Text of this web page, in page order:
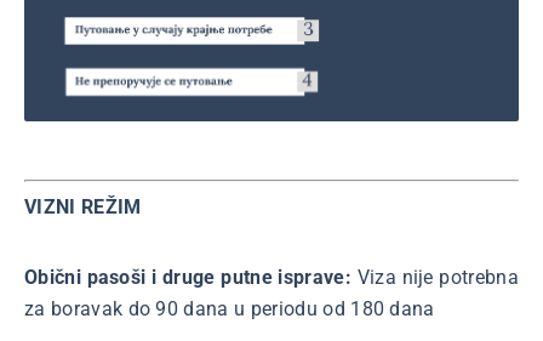
VIZNI REŽIM
Obični pasoši i druge putne isprave: Viza nije potrebna
za boravak do 90 dana u periodu od 180 dana